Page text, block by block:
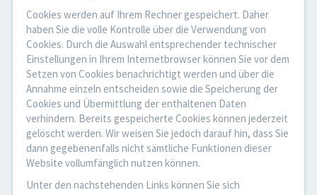
Cookies werden auf Ihrem Rechner gespeichert. Daher
haben Sie die volle Kontrolle über die Verwendung von
Cookies. Durch die Auswahl entsprechender technischer
Einstellungen in Ihrem Internetbrowser können Sie vor dem
Setzen von Cookies benachrichtigt werden und über die
Annahme einzeln entscheiden sowie die Speicherung der
Cookies und Übermittlung der enthaltenen Daten
verhindern. Bereits gespeicherte Cookies können jederzeit
gelöscht werden. Wir weisen Sie jedoch darauf hin, dass Sie
dann gegebenenfalls nicht sämtliche Funktionen dieser
Website vollumfänglich nutzen können.
Unter den nachstehenden Links können Sie sich